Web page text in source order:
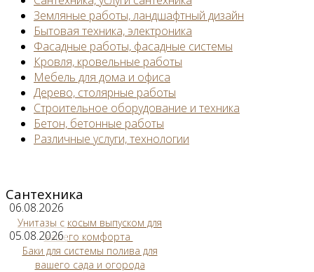
Земляные работы, ландшафтный дизайн
Бытовая техника, электроника
Фасадные работы, фасадные системы
Кровля, кровельные работы
Мебель для дома и офиса
Дерево, столярные работы
Строительное оборудование и техника
Бетон, бетонные работы
Различные услуги, технологии
Сантехника
06.08.2026
Унитазы с косым выпуском для
вашего комфорта
05.08.2026
Баки для системы полива для
вашего сада и огорода